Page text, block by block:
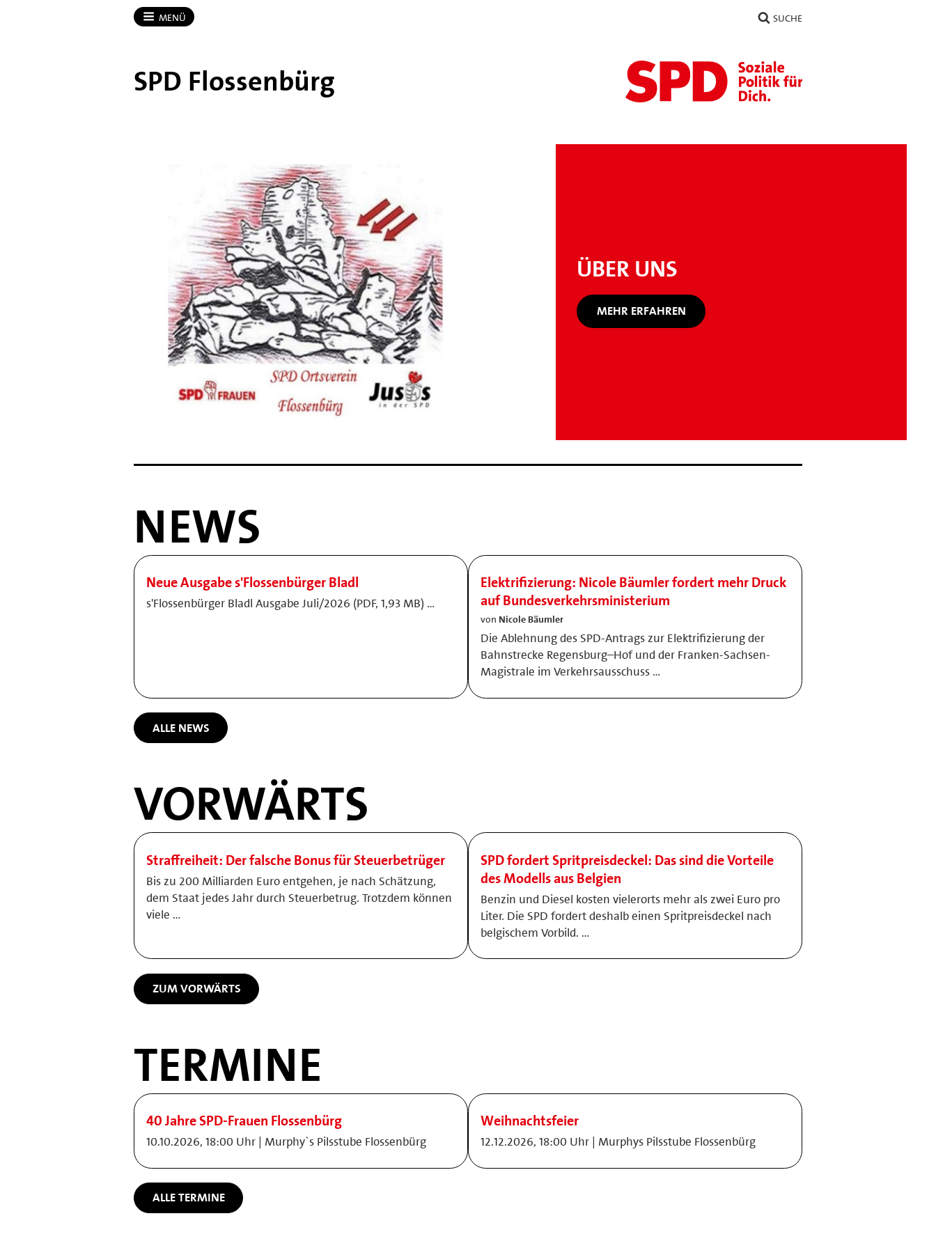
MENÜ SUCHE
SPD Flossenbürg
ÜBER UNS
MEHR ERFAHREN
NEWS
Neue Ausgabe s'Flossenbürger Bladl
s'Flossenbürger Bladl Ausgabe Juli/2026 (PDF, 1,93 MB) …
Elektrifizierung: Nicole Bäumler fordert mehr Druck
auf Bundesverkehrsministerium
von Nicole Bäumler
Die Ablehnung des SPD-Antrags zur Elektrifizierung der
Bahnstrecke Regensburg–Hof und der Franken-Sachsen-
Magistrale im Verkehrsausschuss …
ALLE NEWS
VORWÄRTS
Straffreiheit: Der falsche Bonus für Steuerbetrüger
Bis zu 200 Milliarden Euro entgehen, je nach Schätzung,
dem Staat jedes Jahr durch Steuerbetrug. Trotzdem können
viele …
SPD fordert Spritpreisdeckel: Das sind die Vorteile
des Modells aus Belgien
Benzin und Diesel kosten vielerorts mehr als zwei Euro pro
Liter. Die SPD fordert deshalb einen Spritpreisdeckel nach
belgischem Vorbild. …
ZUM VORWÄRTS
TERMINE
40 Jahre SPD-Frauen Flossenbürg
10.10.2026, 18:00 Uhr | Murphy`s Pilsstube Flossenbürg
Weihnachtsfeier
12.12.2026, 18:00 Uhr | Murphys Pilsstube Flossenbürg
ALLE TERMINE